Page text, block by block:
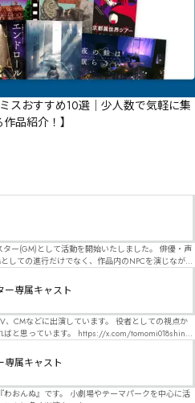
スおすすめ10選｜少人数で気軽に集
品紹介！】
として活動を開始いたしました。 俳優・声
しての進行だけでなく、作品内のNPCを演じなが
な演出・サービスを得意としています。 自分自
品に込めた想いや意図を大切にしながら、その作
ださる皆様がどんなエン
かを想像しながら、公演を進めていく時間が本当
が、ファンタジー、デスゲーム、青春ものなど、
Lanbelysma -ラン
ー専属キャスト
演しています。 役者としての視点か
x.com/tomomi018shin?
劇 イマーシブカフェ「コアクト」(不定期開催)出
専属キャスト
おんぬ』です。 小劇場やテーマパークを中心に活